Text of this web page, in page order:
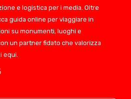
e logistica per i media. Oltre
guida online per viaggiare in
su monumenti, luoghi e
un partner fidato che valorizza
equi.